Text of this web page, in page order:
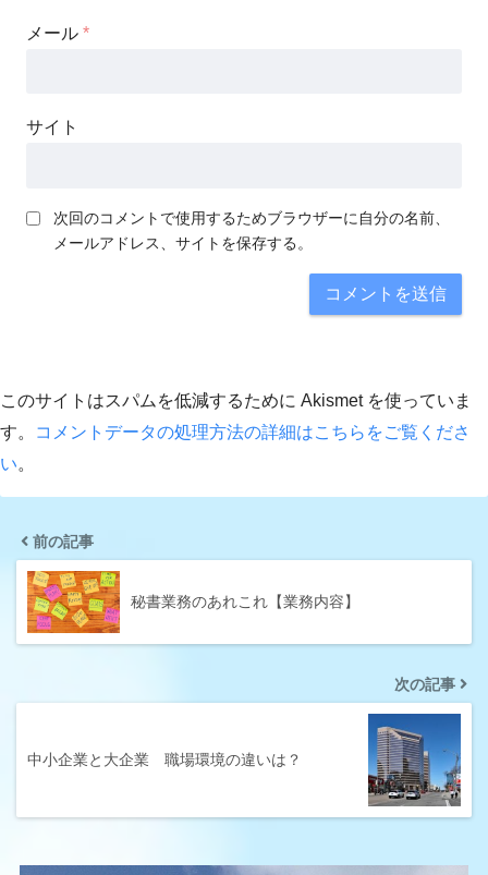
メール *
サイト
次回のコメントで使用するためブラウザーに自分の名前、
メールアドレス、サイトを保存する。
このサイトはスパムを低減するために Akismet を使っていま
す。
コメントデータの処理方法の詳細はこちらをご覧くださ
い。
前の記事
秘書業務のあれこれ【業務内容】
次の記事
中小企業と大企業 職場環境の違いは？